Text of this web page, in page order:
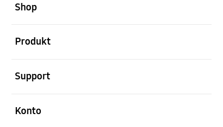
Shop
Produkt
Support
Konto